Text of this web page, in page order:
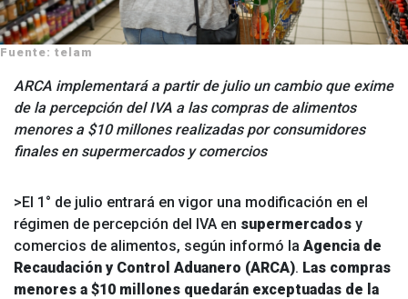
Fuente: telam
ARCA implementará a partir de julio un cambio que exime
de la percepción del IVA a las compras de alimentos
menores a $10 millones realizadas por consumidores
finales en supermercados y comercios
>El 1° de julio entrará en vigor una modificación en el
régimen de percepción del IVA en supermercados y
comercios de alimentos, según informó la Agencia de
Recaudación y Control Aduanero (ARCA). Las compras
menores a $10 millones quedarán exceptuadas de la